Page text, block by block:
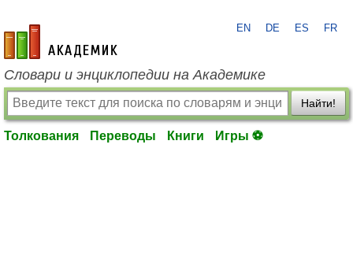
academic.ru
EN DE ES FR
Словари и энциклопедии на Академике
Найти!
Толкования Переводы Книги Игры ⚽